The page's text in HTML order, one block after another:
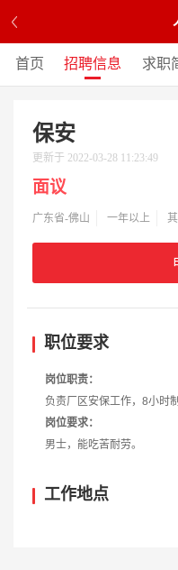
首页 招聘信息 求职
保安
更新于 2022-03-28 11:23:49
面议
广东省-佛山 一年以上
职位要求
岗位职责：
负责厂区安保工作，8小时
岗位要求：
男士，能吃苦耐劳。
工作地点